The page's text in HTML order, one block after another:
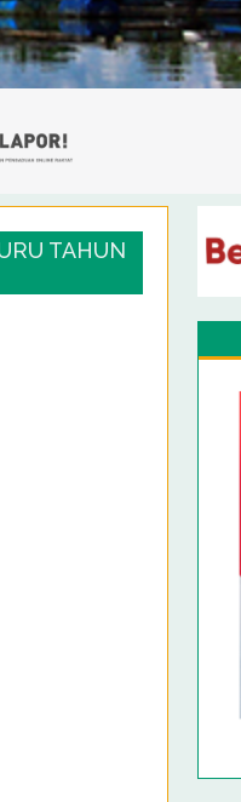
TAHUN